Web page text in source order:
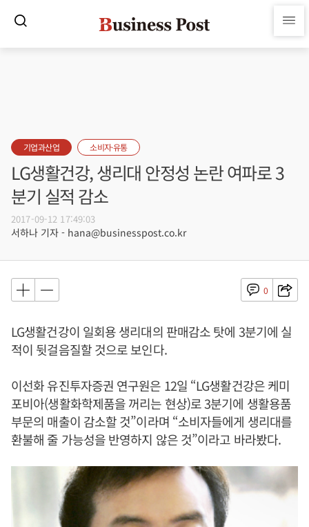
기업과산업 소비자·유통
LG생활건강, 생리대 안정성 논란 여파로 3
분기 실적 감소
2017-09-12 17:49:03
서하나 기자 - hana@businesspost.co.kr
0
LG생활건강이 일회용 생리대의 판매감소 탓에 3분기에 실
적이 뒷걸음질할 것으로 보인다.
이선화 유진투자증권 연구원은 12일 “LG생활건강은 케미
포비아(생활화학제품을 꺼리는 현상)로 3분기에 생활용품
부문의 매출이 감소할 것”이라며 “소비자들에게 생리대를
환불해 줄 가능성을 반영하지 않은 것”이라고 바라봤다.